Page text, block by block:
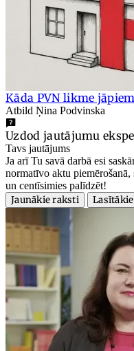
Kāda PVN likme
Atbild Ņina Podvinska
Uzdod jautājumu
Tavs jautājums
Ja arī Tu savā darbā esi
normatīvo aktu
un centīsimies palīdzēt!
Jaunākie raksti